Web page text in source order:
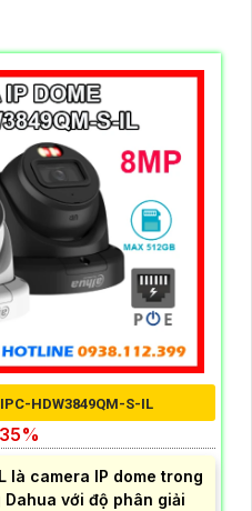
HDW3849QM-S-IL
là camera IP dome trong
với độ phân giải